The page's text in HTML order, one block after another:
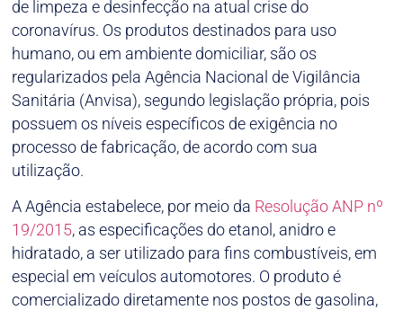
de limpeza e desinfecção na atual crise do
coronavírus. Os produtos destinados para uso
humano, ou em ambiente domiciliar, são os
regularizados pela Agência Nacional de Vigilância
Sanitária (Anvisa), segundo legislação própria, pois
possuem os níveis específicos de exigência no
processo de fabricação, de acordo com sua
utilização.
A Agência estabelece, por meio da Resolução ANP nº
19/2015, as especificações do etanol, anidro e
hidratado, a ser utilizado para fins combustíveis, em
especial em veículos automotores. O produto é
comercializado diretamente nos postos de gasolina,